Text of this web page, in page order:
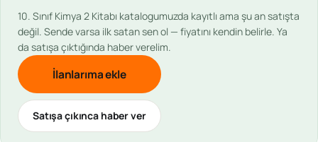
10. Sınıf Kimya 2 Kitabı katalogumuzda kayıtlı ama şu an satışta
değil. Sende varsa ilk satan sen ol — fiyatını kendin belirle. Ya
da satışa çıktığında haber verelim.
İlanlarıma ekle
Satışa çıkınca haber ver